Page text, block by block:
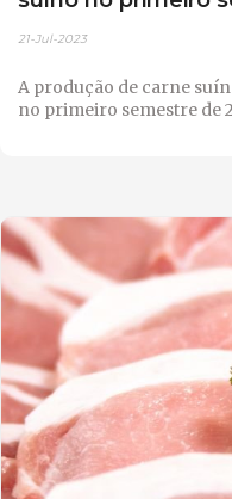
21-Jul-2023
A produção de carne
no primeiro semestre de